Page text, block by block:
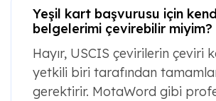
Yeşil kart başvurusu için
belgelerimi çevirebilir miyim?
Hayır, USCIS çevirilerin çeviri
yetkili biri tarafından
gerektirir. MotaWord gibi